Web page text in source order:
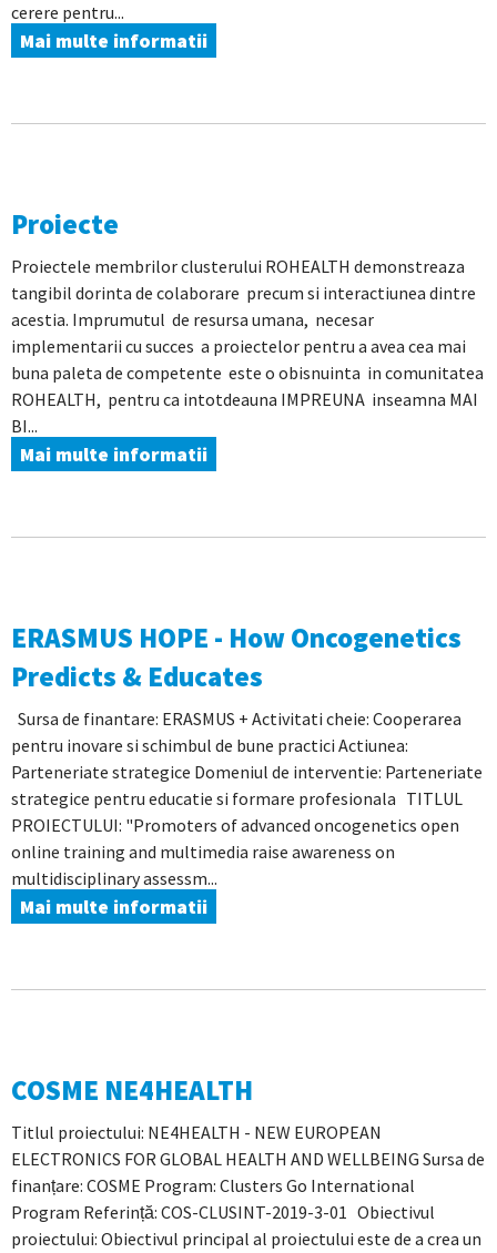
cerere pentru...
Mai multe informatii
Proiecte
Proiectele membrilor clusterului ROHEALTH demonstreaza
tangibil dorinta de colaborare precum si interactiunea dintre
acestia. Imprumutul de resursa umana, necesar
implementarii cu succes a proiectelor pentru a avea cea mai
buna paleta de competente este o obisnuinta in comunitatea
ROHEALTH, pentru ca intotdeauna IMPREUNA inseamna MAI
BI...
Mai multe informatii
ERASMUS HOPE - How Oncogenetics
Predicts & Educates
Sursa de finantare: ERASMUS + Activitati cheie: Cooperarea
pentru inovare si schimbul de bune practici Actiunea:
Parteneriate strategice Domeniul de interventie: Parteneriate
strategice pentru educatie si formare profesionala TITLUL
PROIECTULUI: "Promoters of advanced oncogenetics open
online training and multimedia raise awareness on
multidisciplinary assessm...
Mai multe informatii
COSME NE4HEALTH
Titlul proiectului: NE4HEALTH - NEW EUROPEAN
ELECTRONICS FOR GLOBAL HEALTH AND WELLBEING Sursa de
finanțare: COSME Program: Clusters Go International
Program Referință: COS-CLUSINT-2019-3-01 Obiectivul
proiectului: Obiectivul principal al proiectului este de a crea un